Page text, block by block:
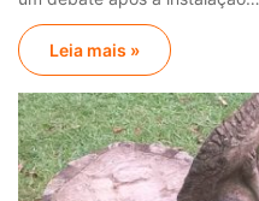
Leia mais »